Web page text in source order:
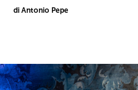
di Antonio Pepe